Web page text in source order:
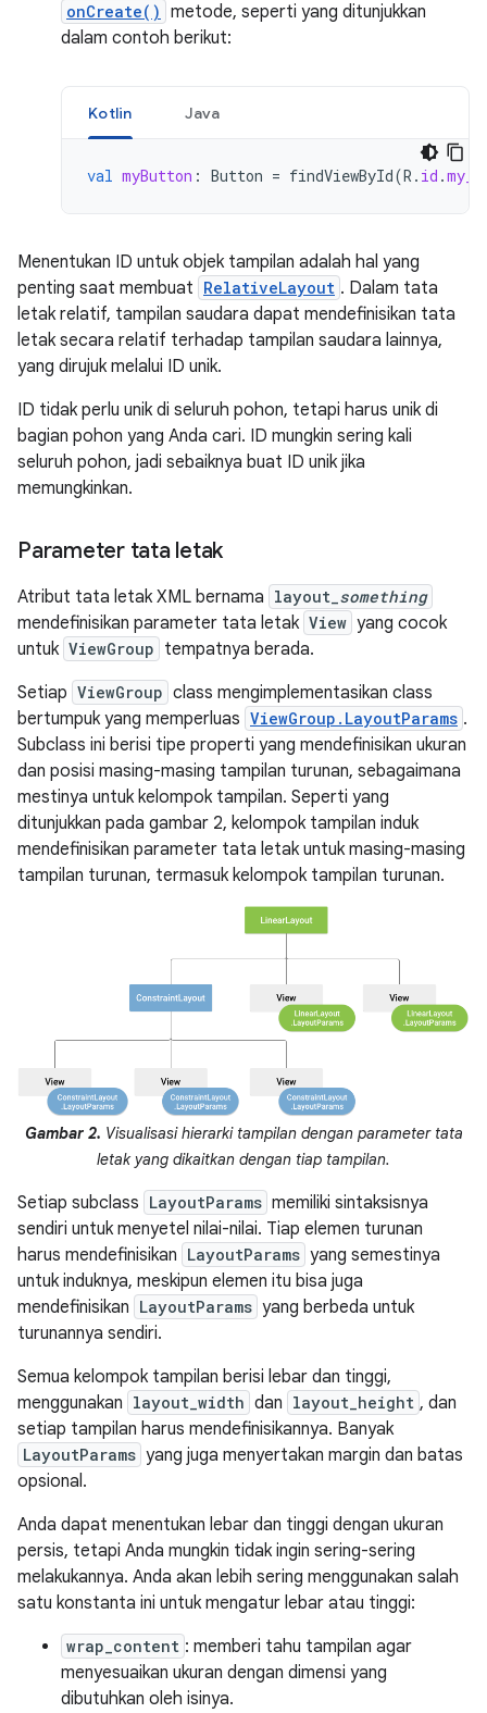
onCreate() metode, seperti yang ditunjukkan
dalam contoh berikut:
Kotlin Java
val myButton : Button = findViewById(R . id .
Menentukan ID untuk objek tampilan adalah hal yang
penting saat membuat RelativeLayout . Dalam tata
letak relatif, tampilan saudara dapat mendefinisikan tata
letak secara relatif terhadap tampilan saudara lainnya,
yang dirujuk melalui ID unik.
ID tidak perlu unik di seluruh pohon, tetapi harus unik di
bagian pohon yang Anda cari. ID mungkin sering kali
seluruh pohon, jadi sebaiknya buat ID unik jika
memungkinkan.
Parameter tata letak
Atribut tata letak XML bernama layout_ something
mendefinisikan parameter tata letak View yang cocok
untuk ViewGroup tempatnya berada.
Setiap ViewGroup class mengimplementasikan class
bertumpuk yang memperluas ViewGroup.LayoutParams .
Subclass ini berisi tipe properti yang mendefinisikan ukuran
dan posisi masing-masing tampilan turunan, sebagaimana
mestinya untuk kelompok tampilan. Seperti yang
ditunjukkan pada gambar 2, kelompok tampilan induk
mendefinisikan parameter tata letak untuk masing-masing
tampilan turunan, termasuk kelompok tampilan turunan.
Gambar 2. Visualisasi hierarki tampilan dengan parameter tata
letak yang dikaitkan dengan tiap tampilan.
Setiap subclass LayoutParams memiliki sintaksisnya
sendiri untuk menyetel nilai-nilai. Tiap elemen turunan
harus mendefinisikan LayoutParams yang semestinya
untuk induknya, meskipun elemen itu bisa juga
mendefinisikan LayoutParams yang berbeda untuk
turunannya sendiri.
Semua kelompok tampilan berisi lebar dan tinggi,
menggunakan layout_width dan layout_height , dan
setiap tampilan harus mendefinisikannya. Banyak
LayoutParams yang juga menyertakan margin dan batas
opsional.
Anda dapat menentukan lebar dan tinggi dengan ukuran
persis, tetapi Anda mungkin tidak ingin sering-sering
melakukannya. Anda akan lebih sering menggunakan salah
satu konstanta ini untuk mengatur lebar atau tinggi:
wrap_content : memberi tahu tampilan agar
menyesuaikan ukuran dengan dimensi yang
dibutuhkan oleh isinya.